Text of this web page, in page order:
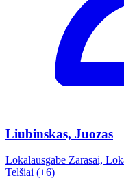
Liubinskas, Juozas
Lokalausgabe Zarasai,
Telšiai (+6)